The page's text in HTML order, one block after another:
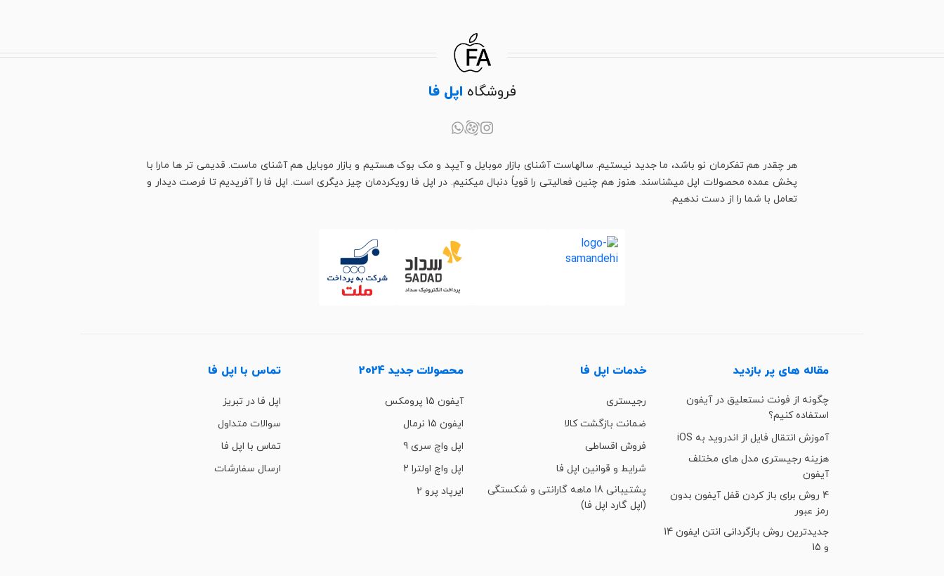
فروشگاه اپل فا
هر چقدر هم تفکرمان نو باشد، ما جدید نیستیم. سالهاست آشنای بازار موبایل و آیپد و مک بوک هستیم و بازار موبایل هم آشنای ماست. قدیمی تر ها مارا با
پخش عمده محصولات اپل میشناسند. هنوز هم چنین فعالیتی را قویاً دنبال میکنیم. در اپل فا رویکردمان چیز دیگری است. اپل فا را آفریدیم تا فرصت دیدار و
تعامل با شما را از دست ندهیم.
مقاله های پر بازدید
چگونه از فونت نستعلیق در آیفون
استفاده کنیم؟
آموزش انتقال فایل از اندروید به iOS
هزینه رجیستری مدل های مختلف
آیفون
4 روش برای باز کردن قفل آیفون بدون
رمز عبور
جدیدترین روش بازگردانی انتن ایفون 14
و 15
خدمات اپل فا
رجیستری
ضمانت بازگشت کالا
فروش اقساطی
شرایط و قوانین اپل فا
پشتیبانی 18 ماهه گارانتی و شکستگی
(اپل گارد اپل فا)
محصولات جدید 2024
آیفون 15 پرومکس
ایفون 15 نرمال
اپل واچ سری 9
اپل واچ اولترا 2
ایرپاد پرو 2
تماس با اپل فا
اپل فا در تبریز
سوالات متداول
تماس با اپل فا
ارسال سفارشات